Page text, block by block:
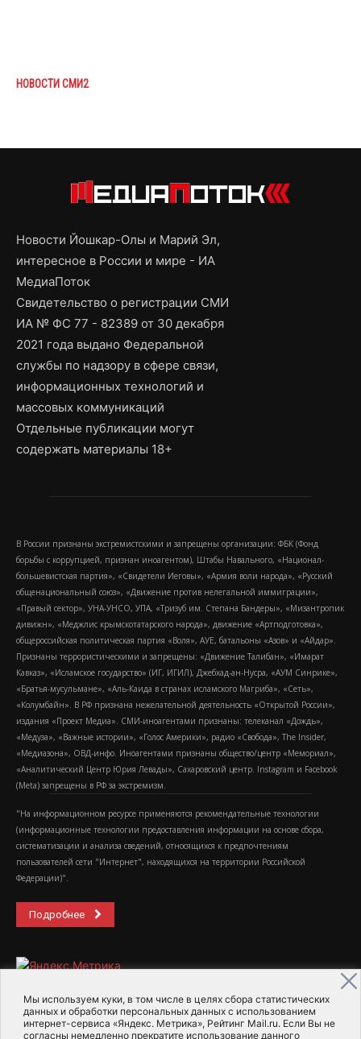
Мы используем куки, в том числе в целях сбора статистических
данных и обработки персональных данных с использованием
интернет-сервиса «Яндекс. Метрика», Рейтинг Mail.ru. Если Вы не
согласны немедленно прекратите использование данного
НОВОСТИ СМИ2
Новости Йошкар-Олы и Марий Эл,
интересное в России и мире - ИА
МедиаПоток
Свидетельство о регистрации СМИ
ИА № ФС 77 - 82389 от 30 декабря
2021 года выдано Федеральной
службы по надзору в сфере связи,
информационных технологий и
массовых коммуникаций
Отдельные публикации могут
содержать материалы 18+
В России признаны экстремистскими и запрещены организации: ФБК (Фонд
борьбы с коррупцией, признан иноагентом), Штабы Навального, «Национал-
большевистская партия», «Свидетели Иеговы», «Армия воли народа», «Русский
общенациональный союз», «Движение против нелегальной иммиграции»,
«Правый сектор», УНА-УНСО, УПА, «Тризуб им. Степана Бандеры», «Мизантропик
дивижн», «Меджлис крымскотатарского народа», движение «Артподготовка»,
общероссийская политическая партия «Воля», АУЕ, батальоны «Азов» и «Айдар».
Признаны террористическими и запрещены: «Движение Талибан», «Имарат
Кавказ», «Исламское государство» (ИГ, ИГИЛ), Джебхад-ан-Нусра, «АУМ Синрике»,
«Братья-мусульмане», «Аль-Каида в странах исламского Магриба», «Сеть»,
«Колумбайн». В РФ признана нежелательной деятельность «Открытой России»,
издания «Проект Медиа». СМИ-иноагентами признаны: телеканал «Дождь»,
«Медуза», «Важные истории», «Голос Америки», радио «Свобода», The Insider,
«Медиазона», ОВД-инфо. Иноагентами признаны общество/центр «Мемориал»,
«Аналитический Центр Юрия Левады», Сахаровский центр. Instagram и Facebook
(Metа) запрещены в РФ за экстремизм.
"На информационном ресурсе применяются рекомендательные технологии
(информационные технологии предоставления информации на основе сбора,
систематизации и анализа сведений, относящихся к предпочтениям
пользователей сети "Интернет", находящихся на территории Российской
Федерации)".
Подробнее
2015-2026- Информационное агентство МедиаПоток